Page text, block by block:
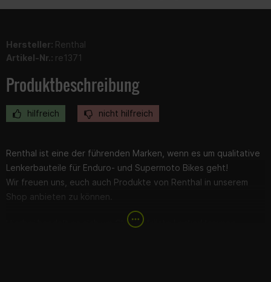
Hersteller: Renthal
Artikel-Nr.: re1371
Produktbeschreibung
hilfreich nicht hilfreich
Renthal ist eine der führenden Marken, wenn es um qualitative
Lenkerbauteile für Enduro- und Supermoto Bikes geht!
Wir freuen uns, euch auch Produkte von Renthal in unserem
Shop anbieten zu können.
Hierbei handelt es sich um CNC gefräste Lenkerklemmen